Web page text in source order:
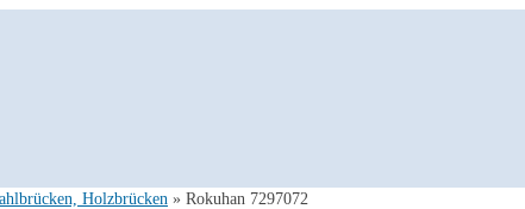
Holzbrücken » Rokuhan 7297072